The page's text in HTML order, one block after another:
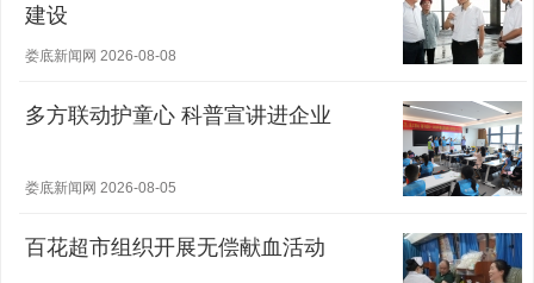
建设
娄底新闻网 2026-08-08
多方联动护童心 科普宣讲进企业
娄底新闻网 2026-08-05
百花超市组织开展无偿献血活动